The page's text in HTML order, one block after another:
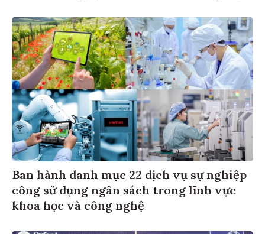
Ban hành danh mục 22 dịch vụ sự nghiệp
công sử dụng ngân sách trong lĩnh vực
khoa học và công nghệ